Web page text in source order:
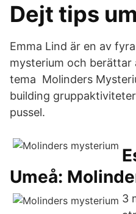
Dejt tips
Emma Lind är en av
mysterium och
tema Molinders
building
pussel.
Umeå:
3